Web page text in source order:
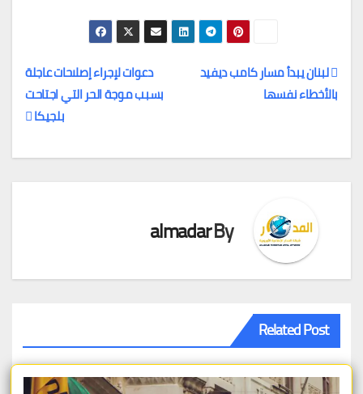
تصفّح
دعوات لإجراء إصلاحات عاجلة
بسبب موجة الحر التي اجتاحت
بلجيكا
لبنان يبدأ مسار كامب ديفيد
بالأخطاء نفسها
By
almadar
Related Post